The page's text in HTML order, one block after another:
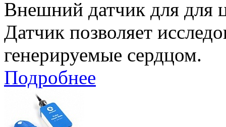
Внешний датчик для для
Датчик позволяет
генерируемые сердцом.
Подробнее